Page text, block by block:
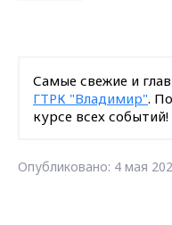
Самые свежие и
ГТРК "Владимир".
курсе всех событий!
Опубликовано: 4 мая